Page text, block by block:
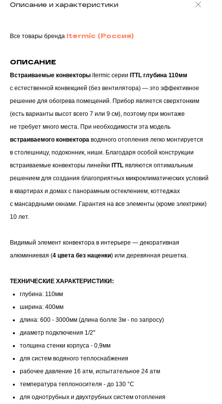
Описание и характеристики
Все товары бренда Itermic (Россия)
ОПИСАНИЕ
Встраиваемые конвекторы itermic серии ITTL глубина 110мм
с естественной конвекцией (без вентилятора) — это эффективное
решение для обогрева помещений. Прибор является сверхтонким
(есть варианты высот всего 7 или 9 см), поэтому при монтаже
не требует много места. При необходимости эта модель
встраиваемого конвектора водяного отопления легко монтируется
в столешницу, подоконник, ниши. Благодаря особой конструкции
встраиваемые конвекторы линейки ITTL являются оптимальным
решением для создания благоприятных микроклиматических условий
в квартирах и домах с панорамным остеклением, коттеджах
с мансардными окнами. Гарантия на все элементы (кроме электрики)
10 лет.
Видимый элемент конвектора в интерьере — декоративная
алюминиевая (4 цвета без наценки) или деревянная решетка.
ТЕХНИЧЕСКИЕ ХАРАКТЕРИСТИКИ:
глубина: 110мм
ширина: 400мм
длина: 600 - 3000мм (длина болле 3м - по запросу)
диаметр подключения 1/2''
толщина стенки корпуса - 0,9мм
для систем водяного теплоснабжения
рабочее давление 16 атм, испытательное 24 атм
температура теплоносителя - до 130 °С
для однотрубных и двухтрубных систем отопления